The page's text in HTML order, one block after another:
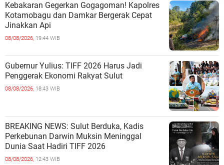
Kebakaran Gegerkan Gogagoman! Kapolres
Kotamobagu dan Damkar Bergerak Cepat
Jinakkan Api
08/08/2026, 19:44 WIB
Gubernur Yulius: TIFF 2026 Harus Jadi
Penggerak Ekonomi Rakyat Sulut
08/08/2026, 18:43 WIB
BREAKING NEWS: Sulut Berduka, Kadis
Perkebunan Darwin Muksin Meninggal
Dunia Saat Hadiri TIFF 2026
08/08/2026, 12:43 WIB